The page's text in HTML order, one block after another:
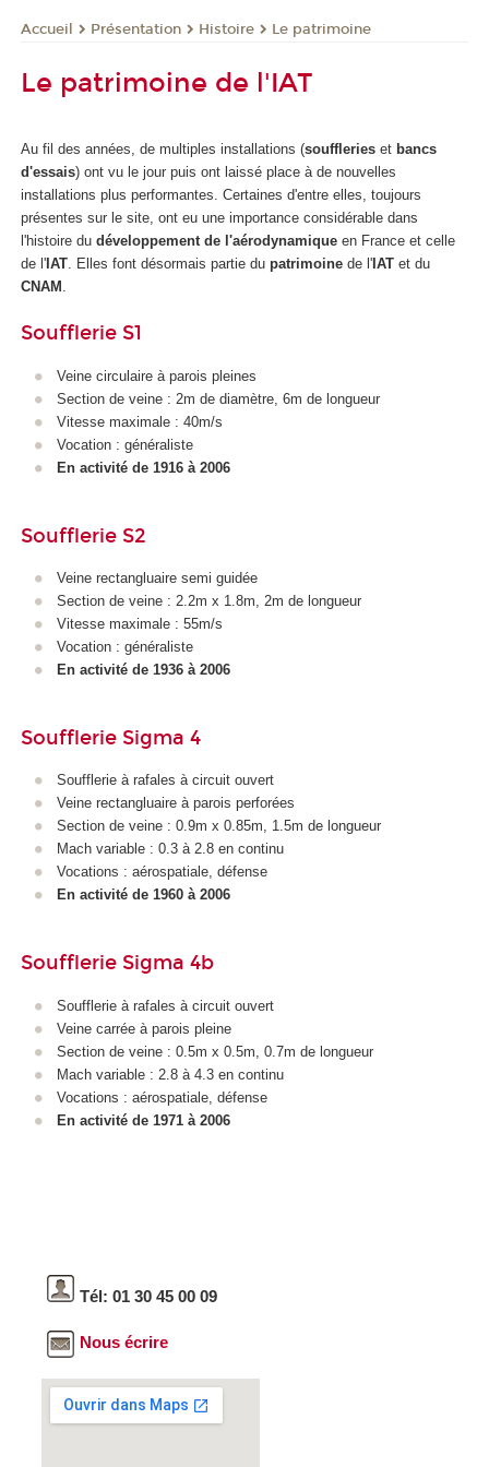
Accueil Présentation Histoire Le patrimoine
Le patrimoine de l'IAT
Au fil des années, de multiples installations (souffleries et bancs
d'essais) ont vu le jour puis ont laissé place à de nouvelles
installations plus performantes. Certaines d'entre elles, toujours
présentes sur le site, ont eu une importance considérable dans
l'histoire du développement de l'aérodynamique en France et celle
de l'IAT . Elles font désormais partie du patrimoine de l'IAT et du
CNAM
Soufflerie S1
Veine circulaire à parois pleines
Section de veine : 2m de diamètre, 6m de longueur
Vitesse maximale : 40m/s
Vocation : généraliste
En activité de 1916 à 2006
Soufflerie S2
Veine rectangluaire semi guidée
Section de veine : 2.2m x 1.8m, 2m de longueur
Vitesse maximale : 55m/s
Vocation : généraliste
En activité de 1936 à 2006
Soufflerie Sigma 4
Soufflerie à rafales à circuit ouvert
Veine rectangluaire à parois perforées
Section de veine : 0.9m x 0.85m, 1.5m de longueur
Mach variable : 0.3 à 2.8 en continu
Vocations : aérospatiale, défense
En activité de 1960 à 2006
Soufflerie Sigma 4b
Soufflerie à rafales à circuit ouvert
Veine carrée à parois pleine
Section de veine : 0.5m x 0.5m, 0.7m de longueur
Mach variable : 2.8 à 4.3 en continu
Vocations : aérospatiale, défense
En activité de 1971 à 2006
Tél: 01 30 45 00 09
Nous écrire